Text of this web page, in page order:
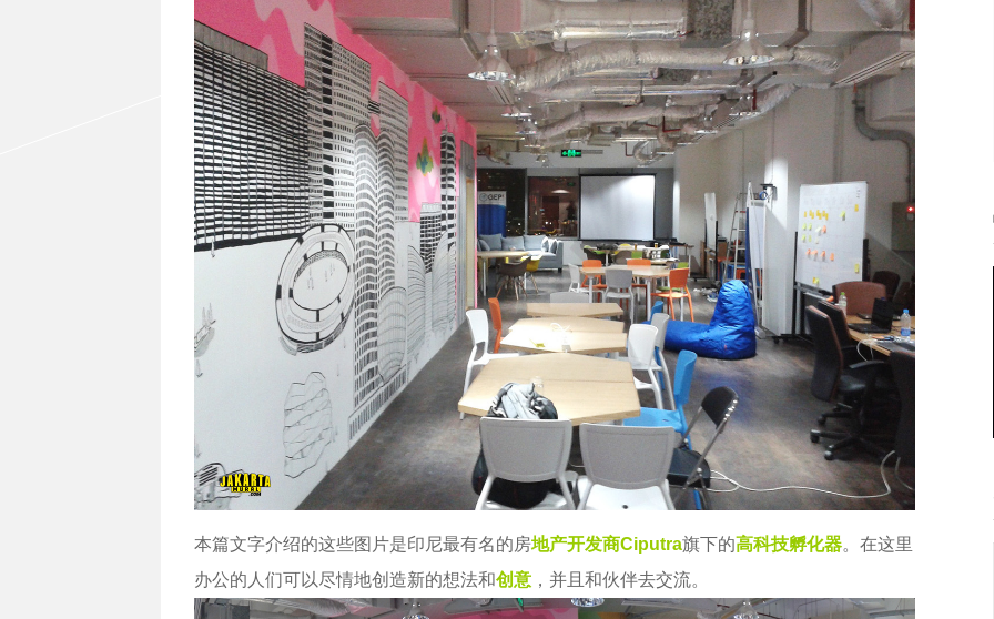
本篇文字介绍的这些图片是印尼最有名的房地产开发商Ciputra旗下的高科技孵化器。在这里
办公的人们可以尽情地创造新的想法和创意，并且和伙伴去交流。